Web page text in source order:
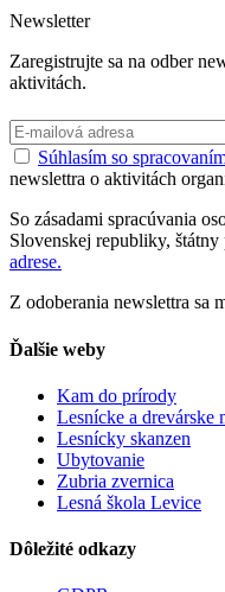
Newsletter
Zaregistrujte sa na odber
aktivitách.
Súhlasím so
newslettra o aktivitách
So zásadami spracúvania
Slovenskej republiky,
adrese.
Z odoberania newslettra sa
Ďalšie weby
Kam do prírody
Lesnícke a drevárske
Lesnícky skanzen
Ubytovanie
Zubria zvernica
Lesná škola Levice
Dôležité odkazy